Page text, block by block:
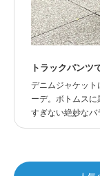
トラックパンツ
デニムジャケット
ーデ。ボトムス
すぎない絶妙なバ